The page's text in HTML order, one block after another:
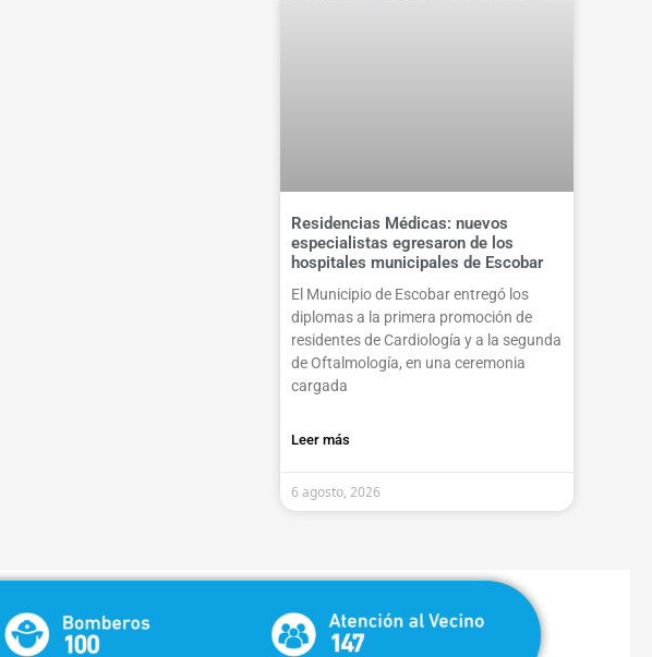
Residencias Médicas: nuevos
especialistas egresaron de los
hospitales municipales de Escobar
El Municipio de Escobar entregó los
diplomas a la primera promoción de
residentes de Cardiología y a la segunda
de Oftalmología, en una ceremonia
cargada
Leer más
6 agosto, 2026